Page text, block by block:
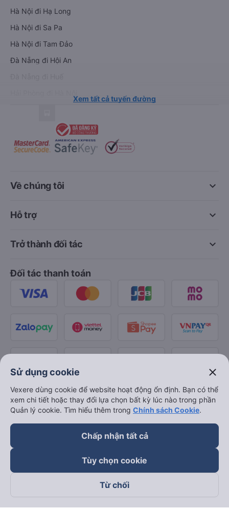
Hà Nội đi Hạ Long
Hà Nội đi Sa Pa
Hà Nội đi Tam Đảo
Đà Nẵng đi Hội An
Xem tất cả tuyến đường
keyboard_arrow_down
Về chúng tôi
keyboard_arrow_down
Hỗ trợ
keyboard_arrow_down
Trở thành đối tác
Đối tác thanh toán
Theo dõi chúng tôi trên
Sử dụng cookie close
Vexere dùng cookie để website hoạt động ổn định. Bạn có thể
xem chi tiết hoặc thay đổi lựa chọn bất kỳ lúc nào trong phần
Quản lý cookie. Tìm hiểu thêm trong Chính sách Cookie.
Chấp nhận tất cả
Tùy chọn cookie
Từ chối